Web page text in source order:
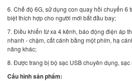
6. Chế độ 6G, sử dụng con quay hồi chuyển 6
biệt thích hợp cho người mới bắt đầu bay;
7. Điều khiển từ xa 4 kênh, báo động điện áp
nhanh - chậm, cất cánh bằng một phím, hạ
năng khác;
8. Được trang bị bộ sạc USB chuyên dụng,
Cấu hình sản phẩm: